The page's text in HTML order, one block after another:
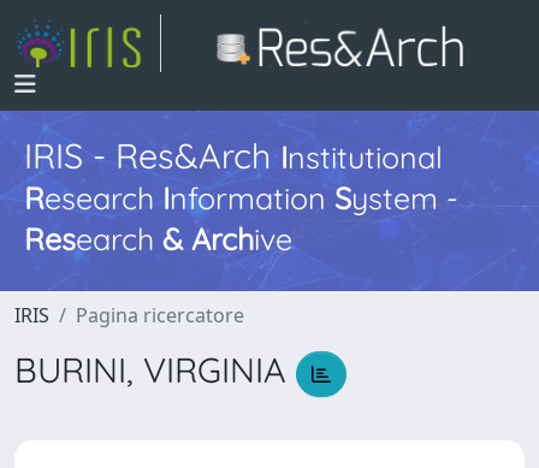
IRIS - Res&ArchInstitutional
Research InformationSystem -
Research & Archive
IRIS Pagina ricercatore
BURINI, VIRGINIA